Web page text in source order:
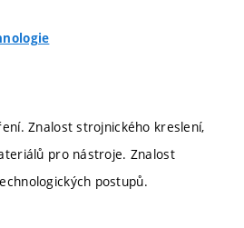
Znalost strojnického kreslení,
pro nástroje. Znalost
postupů.